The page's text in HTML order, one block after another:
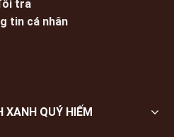
trả
tin cá nhân
XANH QUÝ HIẾM